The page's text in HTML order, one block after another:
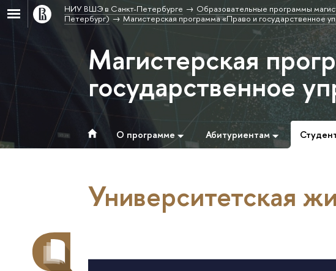
НИУ ВШЭ в Санкт-Петербурге Образовательные программы
Петербург)
Магистерская программа «Право и государственное
Магистерская
государственное
О программе Абитуриентам
Университетская